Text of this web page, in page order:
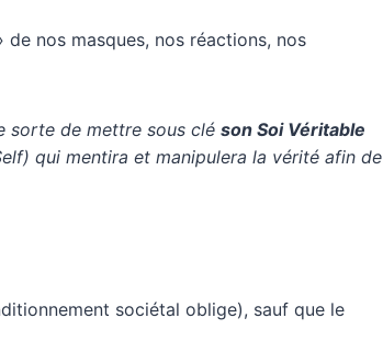
nos masques, nos réactions, nos
sorte de mettre sous clé son Soi Véritable
qui mentira et manipulera la vérité afin de
sociétal oblige), sauf que le